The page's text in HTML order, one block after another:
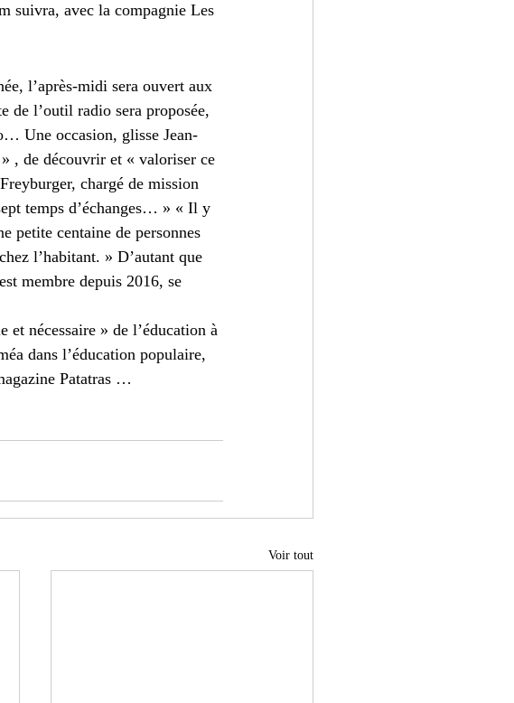
suivra, avec la compagnie Les
l’après-midi sera ouvert aux
de l’outil radio sera proposée,
Une occasion, glisse Jean-
, de découvrir et « valoriser ce
chargé de mission
temps d’échanges… » « Il y
petite centaine de personnes
l’habitant. » D’autant que
membre depuis 2016, se
nécessaire » de l’éducation à
dans l’éducation populaire,
Patatras …
Voir tout